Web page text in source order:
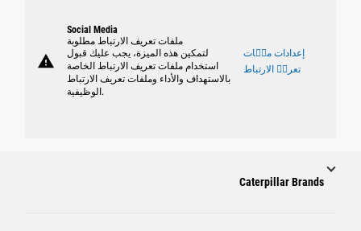
warning
Social Media
ملفات تعريف الارتباط مطلوبة
لتمكين هذه الميزة، يجب عليك قبول
استخدام ملفات تعريف الارتباط الخاصة
بالاستهداف والأداء وملفات تعريف الارتباط
الوظيفية.
إعدادات ملٝات
تعريٝ الارتباط
Caterpillar Brands